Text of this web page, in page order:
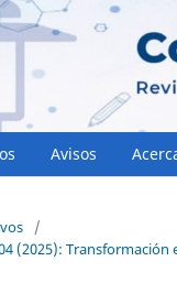
Avisos
/
(2025):